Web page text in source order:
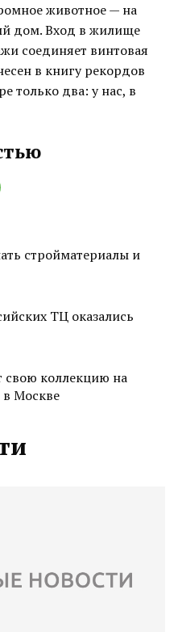
животное — на
дом. Вход в жилище
соединяет винтовая
в книгу рекордов
только два: у нас, в
стройматериалы и
ТЦ оказались
коллекцию на
в Москве